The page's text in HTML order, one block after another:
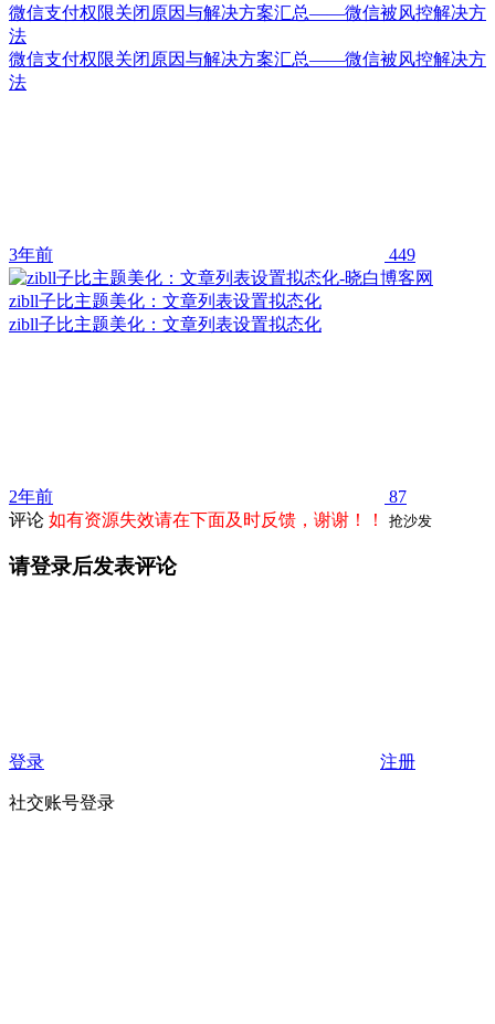
微信支付权限关闭原因与解决方案汇总——微信被风控解决方
法
微信支付权限关闭原因与解决方案汇总——微信被风控解决方
法
3年前 449
zibll子比主题美化：文章列表设置拟态化
zibll子比主题美化：文章列表设置拟态化
2年前
87
评论 如有资源失效请在下面及时反馈，谢谢！！ 抢沙发
请登录后发表评论
登录 注册
社交账号登录